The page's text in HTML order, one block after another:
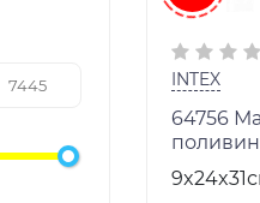
INTEX
64756